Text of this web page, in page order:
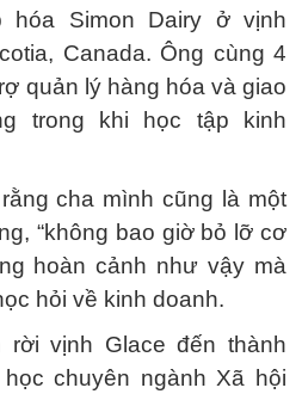
hóa Simon Dairy ở vịnh
Canada. Ông cùng 4
quản lý hàng hóa và giao
trong khi học tập kinh
cha mình cũng là một
“không bao giờ bỏ lỡ cơ
hoàn cảnh như vậy mà
hỏi về kinh doanh.
rời vịnh Glace đến thành
chuyên ngành Xã hội